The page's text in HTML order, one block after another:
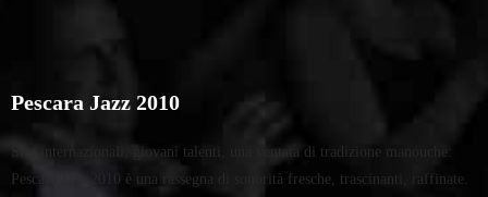
Pescara Jazz 2010
Star internazionali, giovani talenti, una ventata di tradizione manouche:
Pescara Jazz 2010 è una rassegna di sonorità fresche, trascinanti, raffinate.